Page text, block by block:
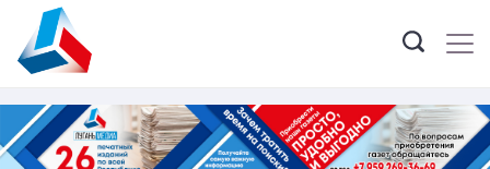
content